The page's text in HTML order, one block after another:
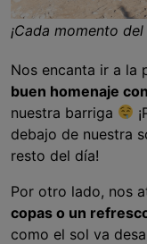
¡Cada momento
Nos encanta ir a la
buen homenaje
nuestra barriga
debajo de nuestra
resto del día!
Por otro lado, nos
copas o un
como el sol va